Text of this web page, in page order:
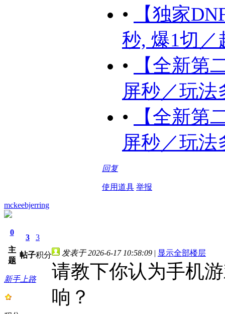
•
【独家
秒, 爆1切／
•
【全新第
屏秒／玩法
•
【全新第
屏秒／玩法
回复
使用道具 举报
mckeebjerring
0
主
题
3
帖子
3
积分
新手上路
发表于 2026-6-17 10:58:09 | 显示全部楼层
请教下你认为手机
响？